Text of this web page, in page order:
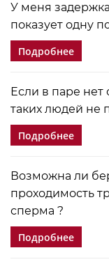
У меня
показует одну
Подробнее
Если в паре нет
таких людей не
Подробнее
Возможна ли
проходимость
сперма ?
Подробнее